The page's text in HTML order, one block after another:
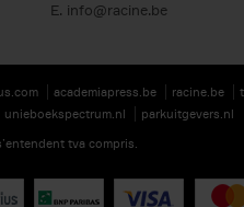
E. info@racine.be
academiapress.be racine.be
unieboekspectrum.nl
parkuitgevers.nl
tva compris.